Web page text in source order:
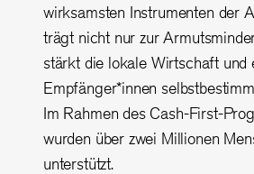
wirksamsten Instrumenten der
trägt nicht nur zur
stärkt die lokale Wirtschaft und
Empfänger*innen
Im Rahmen des Cash-First-
wurden über zwei Millionen
unterstützt.